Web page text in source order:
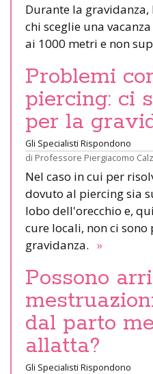
Durante la
chi sceglie una
ai 1000 metri e non
Problemi
piercing: ci
per la
Gli Specialisti Rispondono
di Professore Piergiacomo
Nel caso in cui per
dovuto al piercing sia
lobo dell'orecchio e,
cure locali, non ci
gravidanza. »
Possono
dal parto
allatta?
Gli Specialisti Rispondono